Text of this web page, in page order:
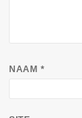
NAAM *